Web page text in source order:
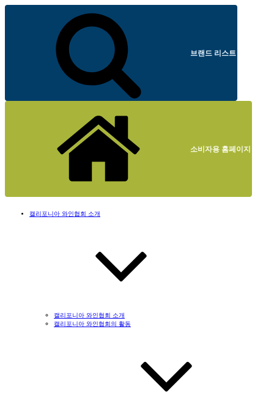
브랜드 리스트
소비자용 홈페이지
캘리포니아 와인협회 소개
캘리포니아 와인협회 소개
캘리포니아 와인협회의 활동